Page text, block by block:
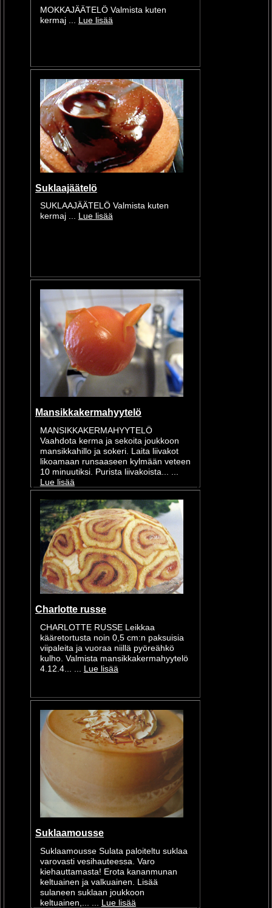
MOKKAJÄÄTELÖ Valmista kuten
kermaj ... Lue lisää
Suklaajäätelö
SUKLAAJÄÄTELÖ Valmista kuten
kermaj ... Lue lisää
Mansikkakermahyytelö
MANSIKKAKERMAHYYTELÖ
Vaahdota kerma ja sekoita joukkoon
mansikkahillo ja sokeri. Laita liivakot
likoamaan runsaaseen kylmään veteen
10 minuutiksi. Purista liivakoista... ...
Lue lisää
Charlotte russe
CHARLOTTE RUSSE Leikkaa
kääretortusta noin 0,5 cm:n paksuisia
viipaleita ja vuoraa niillä pyöreähkö
kulho. Valmista mansikkakermahyytelö
4.12.4... ... Lue lisää
Suklaamousse
Suklaamousse Sulata paloiteltu suklaa
varovasti vesihauteessa. Varo
kiehauttamasta! Erota kananmunan
keltuainen ja valkuainen. Lisää
sulaneen suklaan joukkoon
keltuainen,... ... Lue lisää